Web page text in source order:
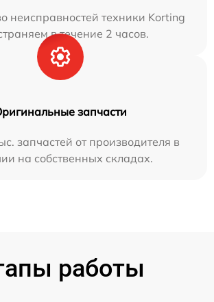
неисправностей техники Korting
в течение 2 часов.
запчасти
запчастей от производителя в
на собственных складах.
работы